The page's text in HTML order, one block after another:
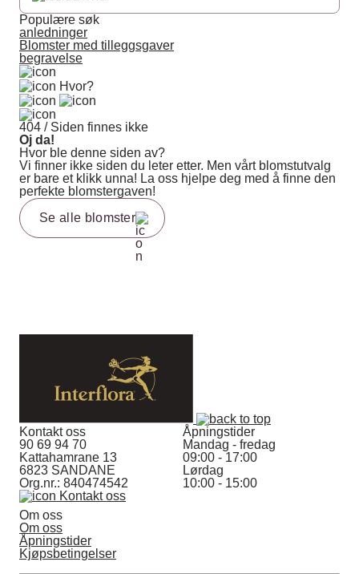
Populære søk
anledninger
Blomster med tilleggsgaver
begravelse
Hvor?
404 / Siden finnes ikke
Oj da!
Hvor ble denne siden av?
Vi finner ikke siden du leter etter. Men vårt blomstutvalg
er bare et klikk unna! La oss hjelpe deg med å finne den
perfekte blomstergaven!
Se alle blomster
Kontakt oss
90 69 94 70
Kattahamrane 13
6823 SANDANE
Org.nr.: 840474542
Kontakt oss
Åpningstider
Mandag - fredag
09:00 - 17:00
Lørdag
10:00 - 15:00
Om oss
Om oss
Åpningstider
Kjøpsbetingelser